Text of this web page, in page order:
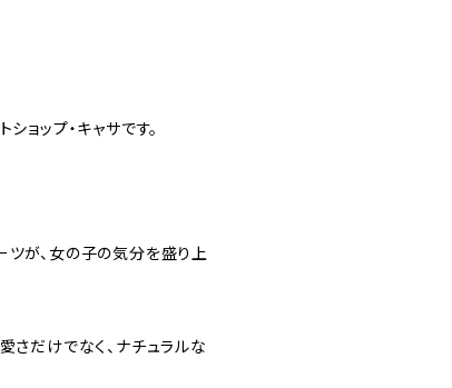
ョップ・キャサです。
ツが、女の子の気分を盛り上
さだけでなく、ナチュラルな